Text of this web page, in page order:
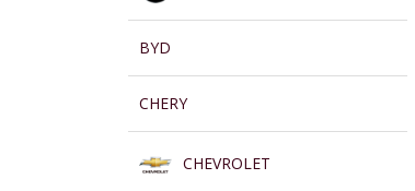
BYD
CHERY
CHEVROLET